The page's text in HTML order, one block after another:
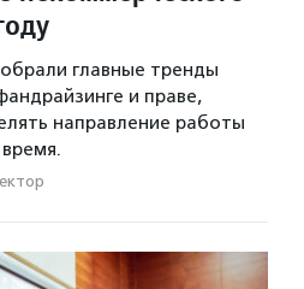
главные тренды
и праве,
направление работы